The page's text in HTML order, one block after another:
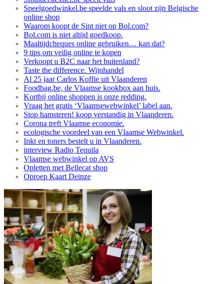
Speelgoedwinkel.be speelde vals en sloot zijn Belgische
online shop
Waarom koopt de Sint niet op Bol.com?
Bol.com is niet altijd goedkoop.
Maaltijdcheques online gebruiken… kan dat?
9 tips om veilig online te kopen
Verkoopt u B2C naar het buitenland?
Taste the difference. Wijnhandel
Al 25 jaar Carlos Koffie uit Vlaanderen
Foodbag.be, de Vlaamse kookbox aan huis.
Kortbij online shoppen is onze redding.
Vraag het gratis ‘Vlaamsewebwinkel’ label aan.
Stop hamsteren! koop verstandig in Vlaanderen.
Corona treft Vlaamse economie.
ecologische voordeel van een Vlaamse Webwinkel.
Inkt en toners bestelt u in Vlaanderen.
interview Radio Tequila
Vlaamse webwinkel op AVS
Opletten met Bellecat shop
Oproep Kaart Deinze